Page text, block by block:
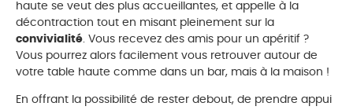
haute se veut des plus accueillantes, et appelle à la
décontraction tout en misant pleinement sur la
convivialité. Vous recevez des amis pour un apéritif ?
Vous pourrez alors facilement vous retrouver autour de
votre table haute comme dans un bar, mais à la maison !
En offrant la possibilité de rester debout, de prendre appui